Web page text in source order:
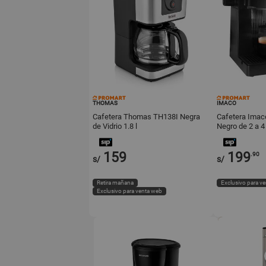
THOMAS
Cafetera Thomas TH138I Negra
de Vidrio 1.8 l
s/ 159
Retira mañana
Exclusivo para venta web
IMACO
Cafetera
Negro de 2 a
s/ 199.90
Exclusivo para